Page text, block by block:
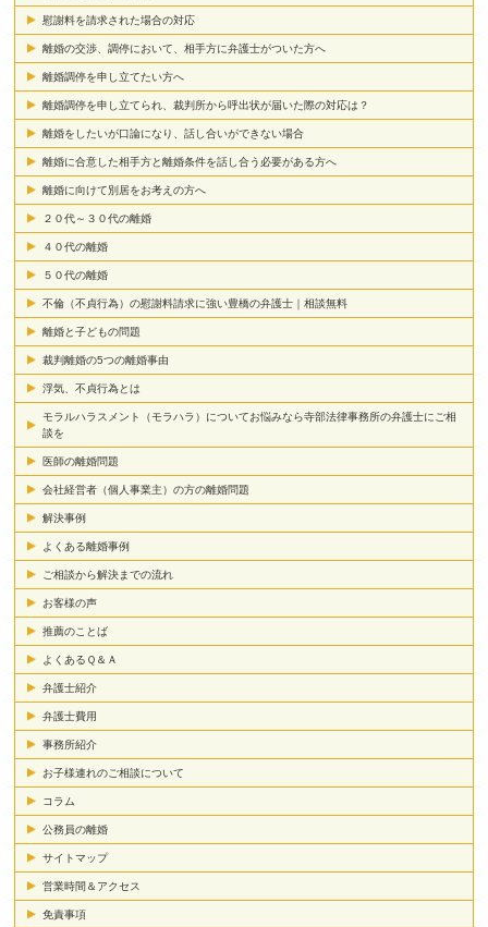
慰謝料を請求された場合の対応
離婚の交渉、調停において、相手方に弁護士がついた方へ
離婚調停を申し立てたい方へ
離婚調停を申し立てられ、裁判所から呼出状が届いた際の対応は？
離婚をしたいが口論になり、話し合いができない場合
離婚に合意した相手方と離婚条件を話し合う必要がある方へ
離婚に向けて別居をお考えの方へ
２０代～３０代の離婚
４０代の離婚
５０代の離婚
不倫（不貞行為）の慰謝料請求に強い豊橋の弁護士｜相談無料
離婚と子どもの問題
裁判離婚の5つの離婚事由
浮気、不貞行為とは
モラルハラスメント（モラハラ）についてお悩みなら寺部法律事務所の弁護士にご相
談を
医師の離婚問題
会社経営者（個人事業主）の方の離婚問題
解決事例
よくある離婚事例
ご相談から解決までの流れ
お客様の声
推薦のことば
よくあるＱ＆Ａ
弁護士紹介
弁護士費用
事務所紹介
お子様連れのご相談について
コラム
公務員の離婚
サイトマップ
営業時間＆アクセス
免責事項